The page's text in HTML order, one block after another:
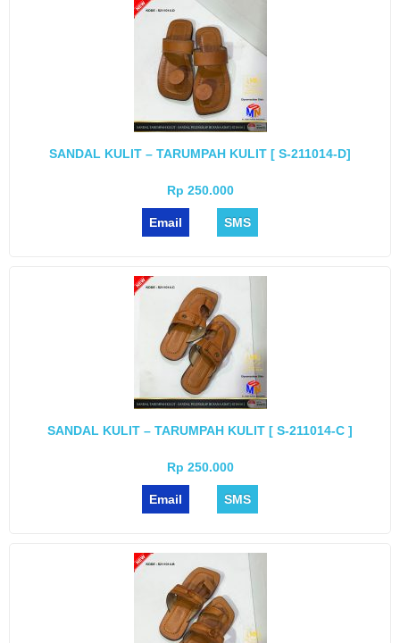
SANDAL KULIT – TARUMPAH KULIT [ S-211014-D]
Rp 250.000
Email SMS
SANDAL KULIT – TARUMPAH KULIT [ S-211014-C ]
Rp 250.000
Email SMS